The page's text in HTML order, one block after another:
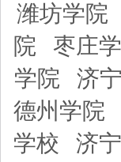
潍坊学院
院
枣庄
学院
济
德州学院
学校
济